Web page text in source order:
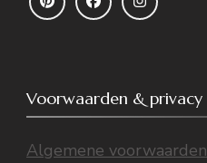
Voorwaarden & privacy
Algemene voorwaarden